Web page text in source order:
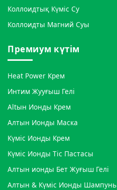
Коллоидтық Күміс Су
Коллоидты Магний Суы
Премиум күтім
Heat Power Крем
Интим Жууғыш Гелі
Altын Ионды Крем
Алтын Ионды Маска
Күміс Ионды Крем
Күміс Ионды Тіс Пастасы
Алтын ионды Бет Жуғыш Гелі
Алтын & Күміс Ионды Шампунь